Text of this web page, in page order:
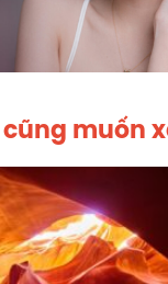
muốn